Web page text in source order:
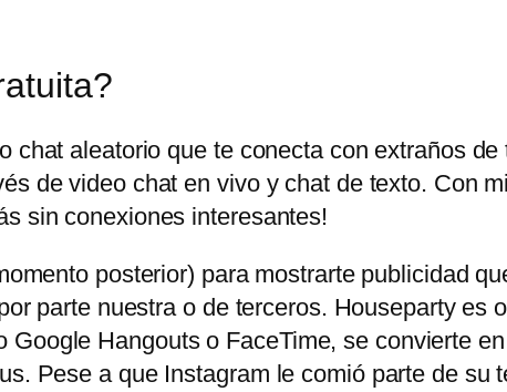
chat aleatorio que te conecta con extraños
de video chat en vivo y chat de texto. Con
sin conexiones interesantes!
posterior) para mostrarte publicidad
parte nuestra o de terceros. Houseparty es
Hangouts o FaceTime, se convierte
Pese a que Instagram le comió parte de su